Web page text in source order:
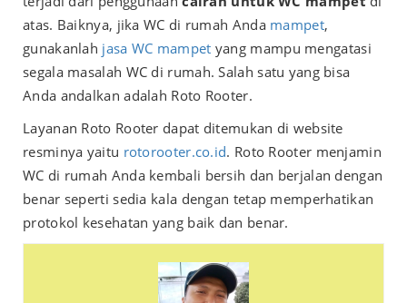
atas. Baiknya, jika WC di rumah Anda mampet,
gunakanlah jasa WC mampet yang mampu mengatasi
segala masalah WC di rumah. Salah satu yang bisa
Anda andalkan adalah Roto Rooter.
Layanan Roto Rooter dapat ditemukan di website
resminya yaitu rotorooter.co.id. Roto Rooter menjamin
WC di rumah Anda kembali bersih dan berjalan dengan
benar seperti sedia kala dengan tetap memperhatikan
protokol kesehatan yang baik dan benar.